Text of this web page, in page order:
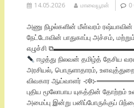
14.05.2026 மாவையூரன் 0
அணு நிழல்களின் மீள்வரம்
நேட்டோவின் பாதுகாப்பு அச்சம்,
எழுச்சி
ஈழத்து நிலவன் தமிழ்த் தேசிய
அரசியல், பொருளாதாரம்,
விவகார ஆய்வாளர்
புதிய மூலோபாய யுகத்தின் தோற்றம்
அமைப்பு இன்று பனிப்போருக்குப்